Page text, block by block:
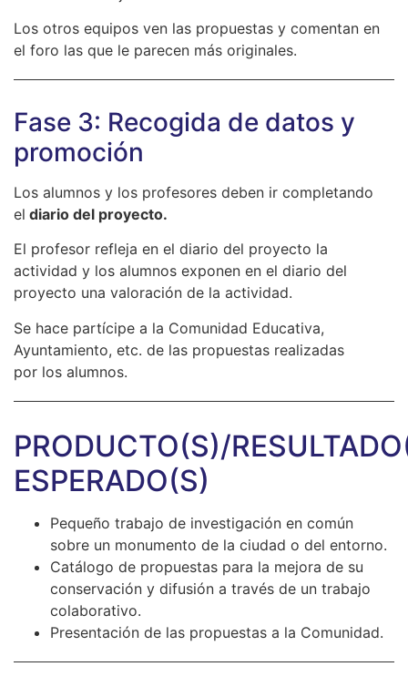
Los otros equipos ven las propuestas y comentan en
el foro las que le parecen más originales.
Fase 3: Recogida de datos y
promoción
Los alumnos y los profesores deben ir completando
el diario del proyecto.
El profesor refleja en el diario del proyecto la
actividad y los alumnos exponen en el diario del
proyecto una valoración de la actividad.
Se hace partícipe a la Comunidad Educativa,
Ayuntamiento, etc. de las propuestas realizadas
por los alumnos.
PRODUCTO(S)/
ESPERADO(S)
Pequeño trabajo de investigación en común
sobre un monumento de la ciudad o del entorno.
Catálogo de propuestas para la mejora de su
conservación y difusión a través de un trabajo
colaborativo.
Presentación de las propuestas a la Comunidad.